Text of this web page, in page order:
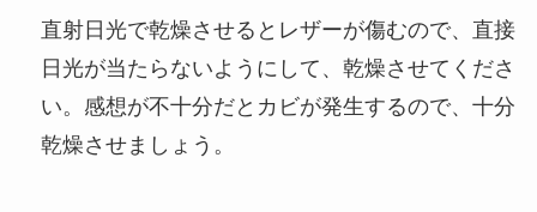
直射日光で乾燥させるとレザーが傷むので、直接
日光が当たらないようにして、乾燥させてくださ
い。感想が不十分だとカビが発生するので、十分
乾燥させましょう。